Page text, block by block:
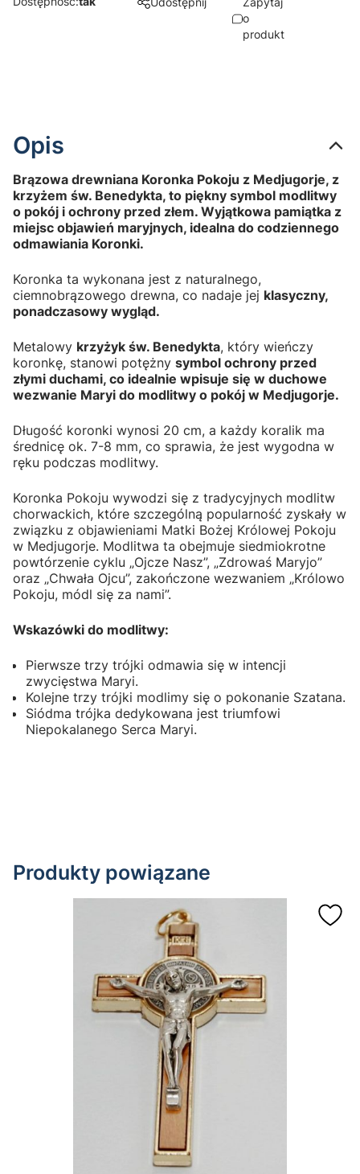
o
produkt
Opis
Brązowa drewniana Koronka Pokoju z Medjugorje, z
krzyżem św. Benedykta, to piękny symbol modlitwy
o pokój i ochrony przed złem. Wyjątkowa pamiątka z
miejsc objawień maryjnych, idealna do codziennego
odmawiania Koronki.
Koronka ta wykonana jest z naturalnego,
ciemnobrązowego drewna, co nadaje jej klasyczny,
ponadczasowy wygląd.
Metalowy krzyżyk św. Benedykta, który wieńczy
koronkę, stanowi potężny symbol ochrony przed
złymi duchami, co idealnie wpisuje się w duchowe
wezwanie Maryi do modlitwy o pokój w Medjugorje.
Długość koronki wynosi 20 cm, a każdy koralik ma
średnicę ok. 7-8 mm, co sprawia, że jest wygodna w
ręku podczas modlitwy.
Koronka Pokoju wywodzi się z tradycyjnych modlitw
chorwackich, które szczególną popularność zyskały w
związku z objawieniami Matki Bożej Królowej Pokoju
w Medjugorje. Modlitwa ta obejmuje siedmiokrotne
powtórzenie cyklu „Ojcze Nasz”, „Zdrowaś Maryjo”
oraz „Chwała Ojcu”, zakończone wezwaniem „Królowo
Pokoju, módl się za nami”.
Wskazówki do modlitwy:
Pierwsze trzy trójki odmawia się w intencji
zwycięstwa Maryi.
Kolejne trzy trójki modlimy się o pokonanie Szatana.
Siódma trójka dedykowana jest triumfowi
Niepokalanego Serca Maryi.
Produkty powiązane